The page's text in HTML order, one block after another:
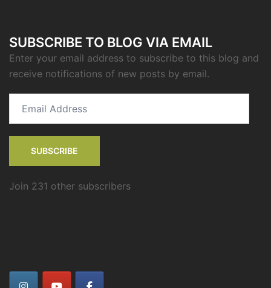
SUBSCRIBE TO BLOG VIA EMAIL
Enter your email address to subscribe to this blog and
receive notifications of new posts by email.
Address
SUBSCRIBE
Join 231 other subscribers